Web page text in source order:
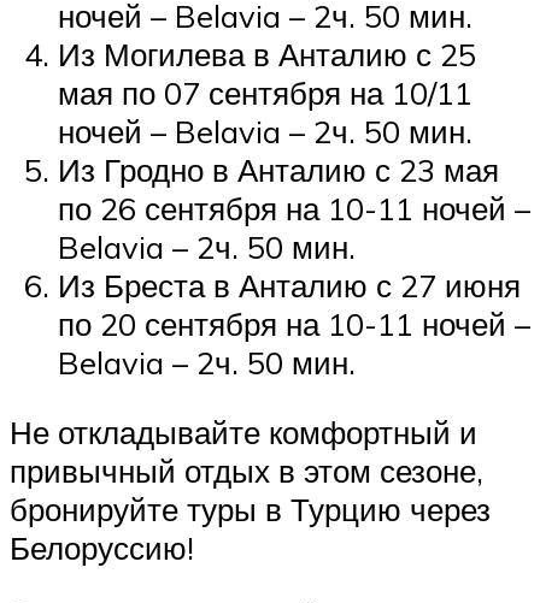
ночей – Belavia – 2ч. 50 мин.
Из Могилева в Анталию с 25
мая по 07 сентября на 10/11
ночей – Belavia – 2ч. 50 мин.
Из Гродно в Анталию с 23 мая
по 26 сентября на 10-11 ночей –
Belavia – 2ч. 50 мин.
Из Бреста в Анталию с 27 июня
по 20 сентября на 10-11 ночей –
Belavia – 2ч. 50 мин.
Не откладывайте комфортный и
привычный отдых в этом сезоне,
бронируйте туры в Турцию через
Белоруссию!